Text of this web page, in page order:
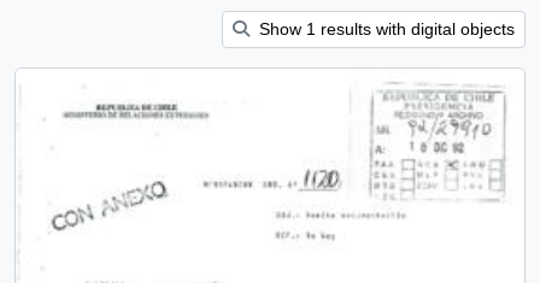
Show 1 results with digital objects